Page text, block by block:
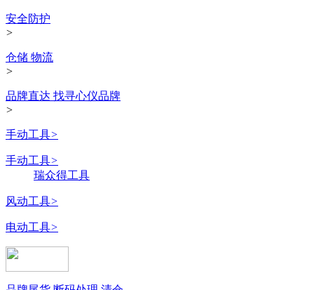
安全防护
>
仓储 物流
>
品牌直达 找寻心仪品牌
>
手动工具>
手动工具>
瑞众得工具
风动工具>
电动工具>